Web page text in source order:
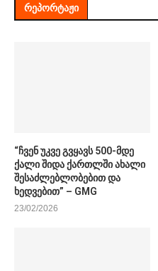
ᲠᲔᲞᲝᲠᲢᲐᲟᲘ
“ჩვენ უკვე გვყავს 500-მდე
ქალი შიდა ქართლში ახალი
შესაძლებლობებით და
ხედვებით” – GMG
23/02/2026